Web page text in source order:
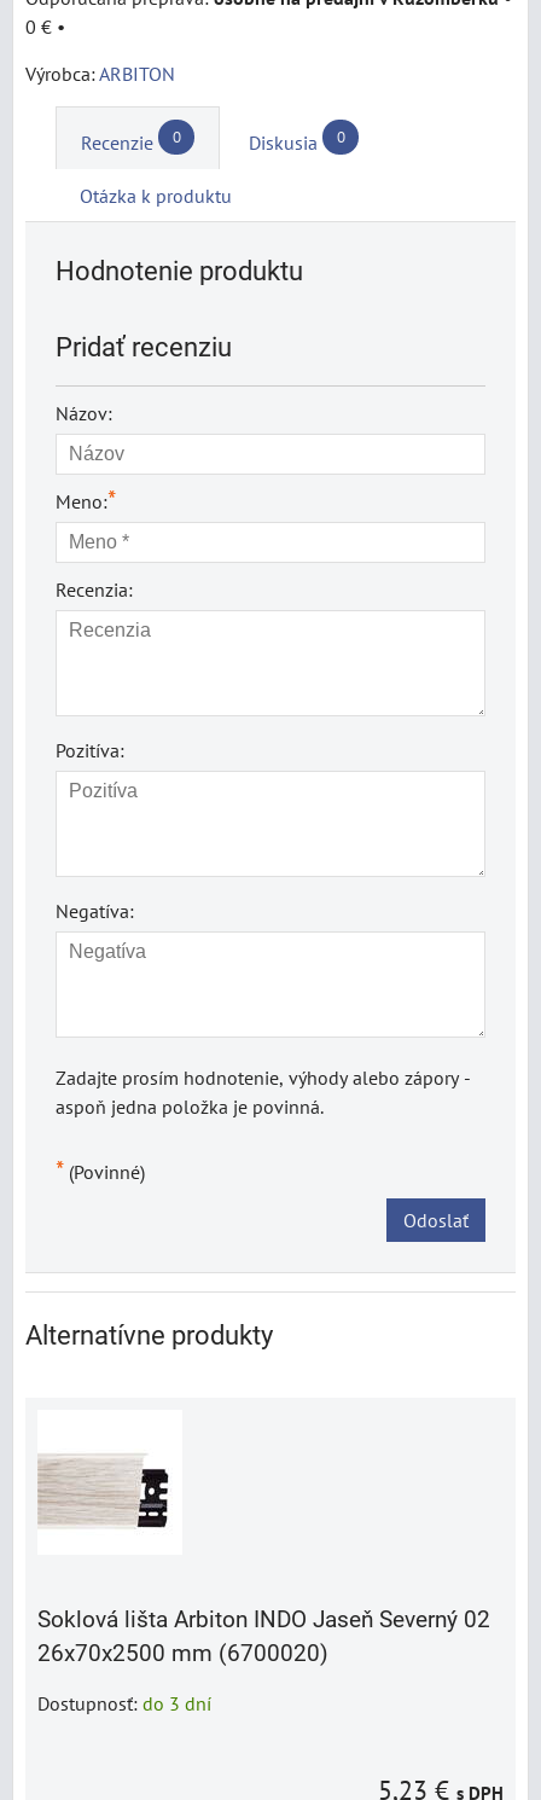
0 € •
Výrobca:ARBITON
Recenzie 0 Diskusia 0
Otázka k produktu
Hodnotenie produktu
Pridať recenziu
Názov:
Meno:*
Recenzia:
Pozitíva:
Negatíva:
Zadajte prosím hodnotenie, výhody alebo zápory -
aspoň jedna položka je povinná.
* (Povinné)
Odoslať
Alternatívne produkty
Soklová lišta Arbiton INDO Jaseň Severný 02
26x70x2500 mm (6700020)
Dostupnosť: do 3 dní
5,23 € s DPH